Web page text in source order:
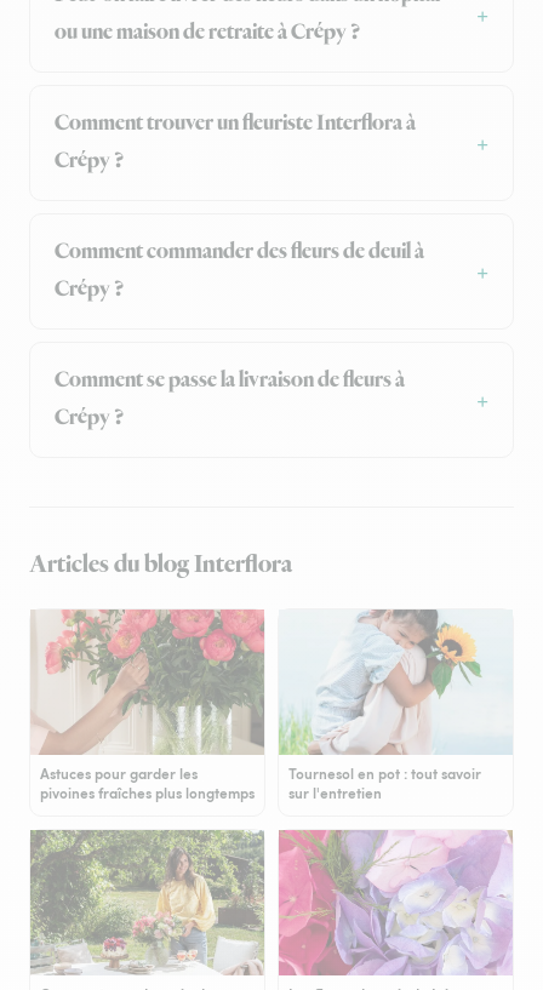
ou une maison de retraite à Crépy ?
Comment trouver un fleuriste Interflora à
Crépy ?
Comment commander des fleurs de deuil à
Crépy ?
Comment se passe la livraison de fleurs à
Crépy ?
Articles du blog Interflora
Astuces pour garder les
pivoines fraîches plus longtemps
Tournesol en pot : tout savoir
sur l'entretien